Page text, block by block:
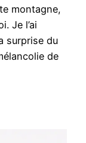
montagne,
Je l’ai
surprise du
de